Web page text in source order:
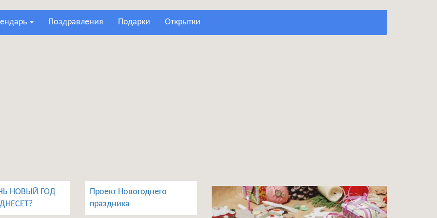
поздравления подарки открытки
НОВЫЙ ГОД
Проект Новогоднего
праздника